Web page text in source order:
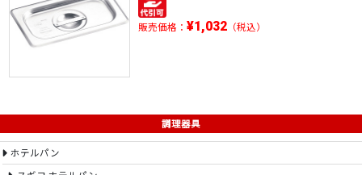
販売価格： ¥1,032（税込）
調理器具
ホテルパン